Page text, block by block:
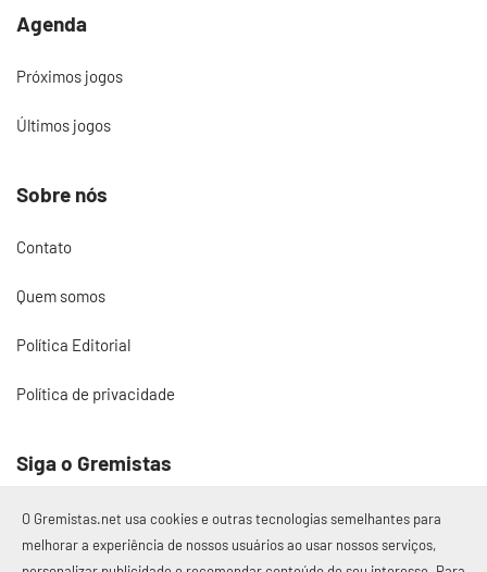
Agenda
Próximos jogos
Últimos jogos
Sobre nós
Contato
Quem somos
Política Editorial
Política de privacidade
Siga o Gremistas
O Gremistas.net usa cookies e outras tecnologias semelhantes para
melhorar a experiência de nossos usuários ao usar nossos serviços,